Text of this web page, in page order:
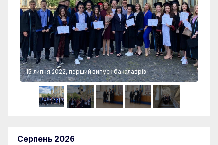
15 липня 2022, перший випуск бакалаврів.
Серпень 2026